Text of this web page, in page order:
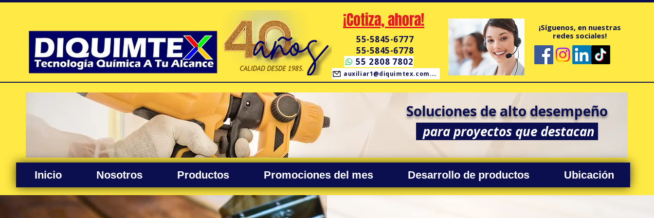
¡Cotiza, ahora!
55-5845-6777
55-5845-6778
55 2808 7802
auxiliar1@diquimtex.com.mx
¡Síguenos, en nuestras
redes sociales!
Soluciones de alto desempeño
para proyectos que destacan
Inicio Nosotros Productos Promociones del mes Desarrollo de productos Ubicación